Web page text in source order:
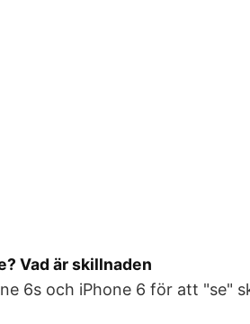
Vad är skillnaden
6s och iPhone 6 för att "se"